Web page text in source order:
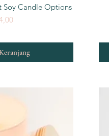
Cepat
Soy Candle Options